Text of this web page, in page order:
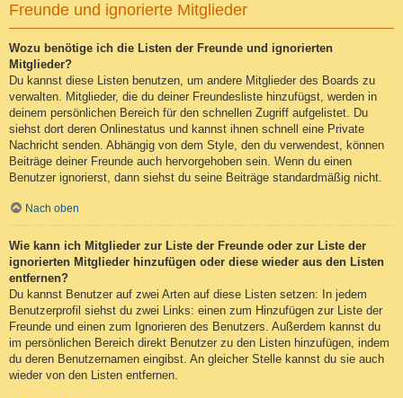
Freunde und ignorierte Mitglieder
Wozu benötige ich die Listen der Freunde und ignorierten
Mitglieder?
Du kannst diese Listen benutzen, um andere Mitglieder des Boards zu
verwalten. Mitglieder, die du deiner Freundesliste hinzufügst, werden in
deinem persönlichen Bereich für den schnellen Zugriff aufgelistet. Du
siehst dort deren Onlinestatus und kannst ihnen schnell eine Private
Nachricht senden. Abhängig von dem Style, den du verwendest, können
Beiträge deiner Freunde auch hervorgehoben sein. Wenn du einen
Benutzer ignorierst, dann siehst du seine Beiträge standardmäßig nicht.
Nach oben
Wie kann ich Mitglieder zur Liste der Freunde oder zur Liste der
ignorierten Mitglieder hinzufügen oder diese wieder aus den Listen
entfernen?
Du kannst Benutzer auf zwei Arten auf diese Listen setzen: In jedem
Benutzerprofil siehst du zwei Links: einen zum Hinzufügen zur Liste der
Freunde und einen zum Ignorieren des Benutzers. Außerdem kannst du
im persönlichen Bereich direkt Benutzer zu den Listen hinzufügen, indem
du deren Benutzernamen eingibst. An gleicher Stelle kannst du sie auch
wieder von den Listen entfernen.